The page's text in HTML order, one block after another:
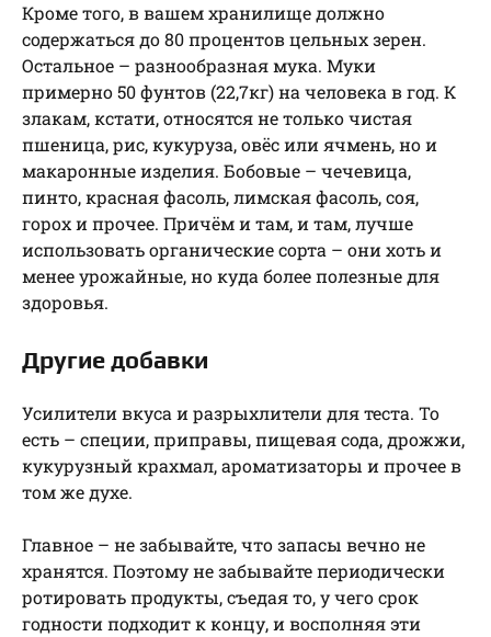
Кроме того, в вашем хранилище должно
содержаться до 80 процентов цельных зерен.
Остальное – разнообразная мука. Муки
примерно 50 фунтов (22,7кг) на человека в год. К
злакам, кстати, относятся не только чистая
пшеница, рис, кукуруза, овёс или ячмень, но и
макаронные изделия. Бобовые – чечевица,
пинто, красная фасоль, лимская фасоль, соя,
горох и прочее. Причём и там, и там, лучше
использовать органические сорта – они хоть и
менее урожайные, но куда более полезные для
здоровья.
Другие добавки
Усилители вкуса и разрыхлители для теста. То
есть – специи, приправы, пищевая сода, дрожжи,
кукурузный крахмал, ароматизаторы и прочее в
том же духе.
Главное – не забывайте, что запасы вечно не
хранятся. Поэтому не забывайте периодически
ротировать продукты, съедая то, у чего срок
годности подходит к концу, и восполняя эти